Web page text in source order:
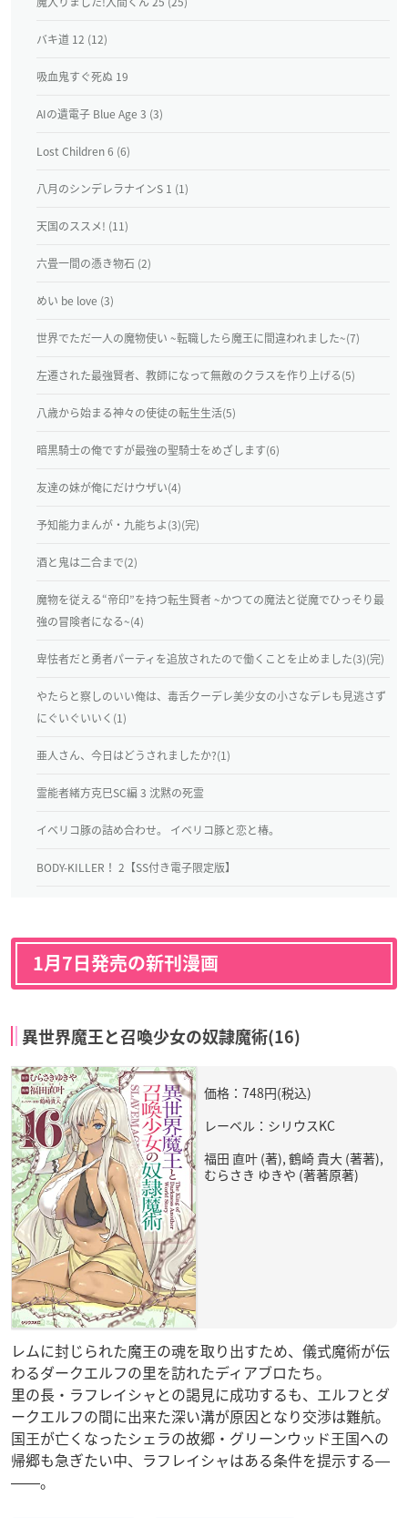
バキ道 12 (12)
吸血鬼すぐ死ぬ 19
AIの遺電子 Blue Age 3 (3)
Lost Children 6 (6)
八月のシンデレラナインS 1 (1)
天国のススメ! (11)
六畳一間の憑き物石 (2)
めい be love (3)
世界でただ一人の魔物使い ~転職したら魔王に間違われました~(7)
左遷された最強賢者、教師になって無敵のクラスを作り上げる(5)
八歳から始まる神々の使徒の転生生活(5)
暗黒騎士の俺ですが最強の聖騎士をめざします(6)
友達の妹が俺にだけウザい(4)
予知能力まんが・九能ちよ(3)(完)
酒と鬼は二合まで(2)
魔物を従える“帝印”を持つ転生賢者 ~かつての魔法と従魔でひっそり最
強の冒険者になる~(4)
卑怯者だと勇者パーティを追放されたので働くことを止めました(3)(完)
やたらと察しのいい俺は、毒舌クーデレ美少女の小さなデレも見逃さず
にぐいぐいいく(1)
亜人さん、今日はどうされましたか?(1)
霊能者緒方克巳SC編 3 沈黙の死霊
イベリコ豚の詰め合わせ。 イベリコ豚と恋と椿。
BODY-KILLER！ 2【SS付き電子限定版】
1月7日発売の新刊漫画
異世界魔王と召喚少女の奴隷魔術(16)
価格：748円(税込)
レーベル：シリウスKC
福田 直叶 (著), 鶴崎 貴大 (著著),
むらさき ゆきや (著著原著)
レムに封じられた魔王の魂を取り出すため、儀式魔術が伝
わるダークエルフの里を訪れたディアブロたち。
里の長・ラフレイシャとの謁見に成功するも、エルフとダ
ークエルフの間に出来た深い溝が原因となり交渉は難航。
国王が亡くなったシェラの故郷・グリーンウッド王国への
帰郷も急ぎたい中、ラフレイシャはある条件を提示する―
――。